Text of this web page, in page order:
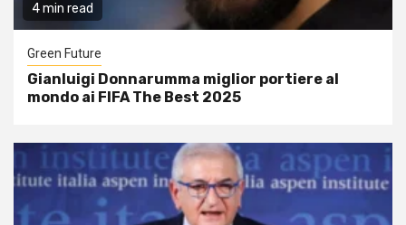
4 min read
Green Future
Gianluigi Donnarumma miglior portiere al
mondo ai FIFA The Best 2025